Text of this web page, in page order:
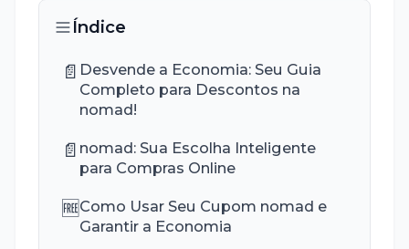
Índice
📄 Desvende a Economia: Seu Guia
Completo para Descontos na
nomad!
📄 nomad: Sua Escolha Inteligente
para Compras Online
🆓Como Usar Seu Cupom nomad e
Garantir a Economia